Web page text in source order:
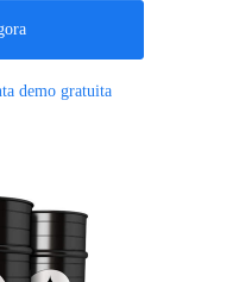
demo gratuita